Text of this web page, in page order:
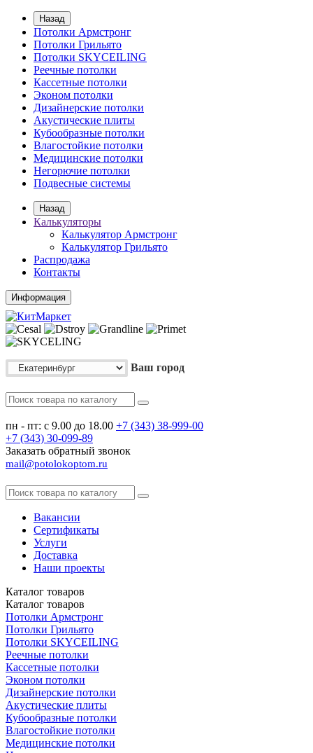
Назад
Потолки Армстронг
Потолки Грильято
Потолки SKYCEILING
Реечные потолки
Кассетные потолки
Эконом потолки
Дизайнерские потолки
Акустические плиты
Кубообразные потолки
Влагостойкие потолки
Медицинские потолки
Негорючие потолки
Подвесные системы
Назад
Калькуляторы
Калькулятор Армстронг
Калькулятор Грильято
Распродажа
Контакты
Информация
Ваш город
пн - пт: с 9.00 до 18.00 +7 (343) 38-999-00
+7 (343) 30-099-89
Заказать обратный звонок
mail@potolokoptom.ru
Вакансии
Сертификаты
Услуги
Доставка
Наши проекты
Каталог товаров
Каталог товаров
Потолки Армстронг
Потолки Грильято
Потолки SKYCEILING
Реечные потолки
Кассетные потолки
Эконом потолки
Дизайнерские потолки
Акустические плиты
Кубообразные потолки
Влагостойкие потолки
Медицинские потолки